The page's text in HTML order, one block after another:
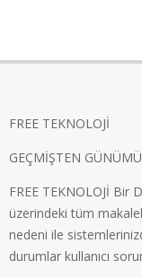
FREE TEKNOLOJİ
GEÇMİŞTEN
FREE TEKNOLOJİ Bir
üzerindeki tüm
nedeni ile
durumlar kullanıcı